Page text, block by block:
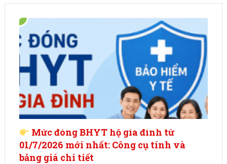
Mức đóng BHYT hộ gia đình từ
01/7/2026 mới nhất: Công cụ tính và
bảng giá chi tiết